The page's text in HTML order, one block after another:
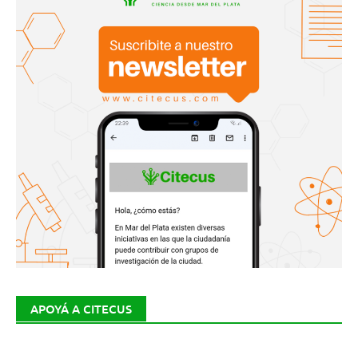
APOYÁ A CITECUS